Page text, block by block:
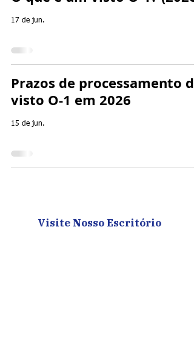
17 de jun.
Prazos de processamento do
visto O-1 em 2026
15 de jun.
Visite Nosso Escritório